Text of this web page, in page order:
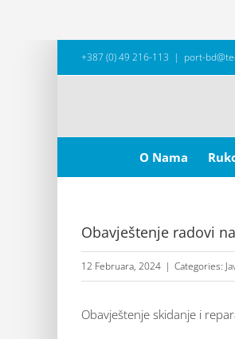
+387 (0) 49 216-113 | port-
for:
O Nama
Obavještenje radovi
12 Februara, 2024 | Categories:
Obavještenje skidanje i